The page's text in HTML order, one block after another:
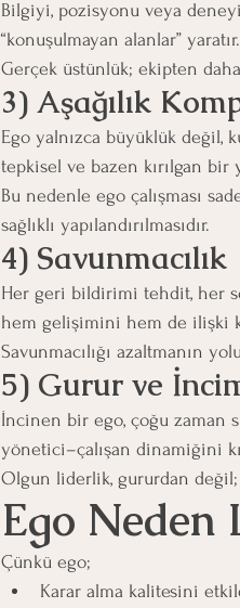
Bilgiyi, pozisyonu veya
“konuşulmayan alanlar”
Gerçek üstünlük; ekipten
3) Aşağılık
Ego yalnızca büyüklük değil,
tepkisel ve bazen kırılgan bir
Bu nedenle ego çalışması
sağlıklı yapılandırılmasıdır.
4) Savunmacılık
Her geri bildirimi tehdit, her
hem gelişimini hem de ilişki
Savunmacılığı azaltmanın
5) Gurur ve
İncinen bir ego, çoğu zaman
yönetici–çalışan dinamiğini
Olgun liderlik, gururdan değil;
Ego
Çünkü ego;
Karar alma kalitesini